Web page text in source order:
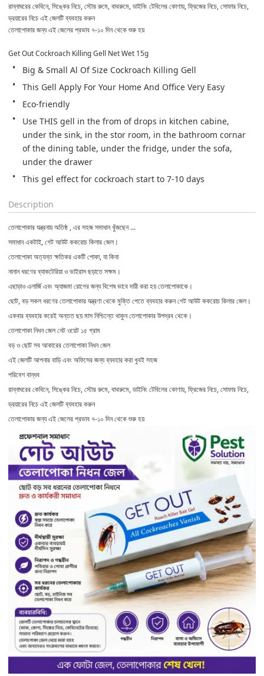
রান্নাঘরের কেবিনে, সিঙ্কের নিচে, স্টোর রুমে, বাথরুমে, ডাইনিং টেবিলের কোণায়, ফ্রিজের নিচে, সোফার নিচে,
ড্রয়ারের নিচে এই জেলটি ব্যবহার করুন
তেলাপোকার জন্য এই জেলের প্রভাব ৭-১০ দিন থেকে শুরু হয়
Get Out Cockroach Killing Gell Net Wet 15g
Big & Small Al Of Size Cockroach Killing Gell
This Gell Apply For Your Home And Office Very Easy
Eco-friendly
Use THIS gell in the from of drops in kitchen cabine,
under the sink, in the stor room, in the bathroom cornar
of the dining table, under the fridge, under the sofa,
under the drawer
This gel effect for cockroach start to 7-10 days
Description
তেলাপোকার যন্ত্রনায় অতিষ্ঠ , এর সহজ সমাধান খুঁজছেন ...
সমাধান একটাই, গেট আউট ককরোচ কিলার জেল।
তেলাপোকা অত্যন্ত ক্ষতিকর একটি পোকা, যা কিনা
নানান ধরণের ব্যাকটেরিয়া ও ভাইরাস ছড়াতে সক্ষম।
এছাড়াও এলার্জি এবং অ্যাজমা রোগের জন্য বিশেষ ভাবে দায়ী করা হয় তেলাপোকাকে।
ছোট, বড় সকল ধরণের তেলাপোকার যন্ত্রণা থেকে মুক্তি পেতে ব্যবহার করুন গেট আউট ককরোচ কিলার জেল।
একবার ব্যবহার করেই অন্তত ছয় মাস নিশ্চিন্তে থাকুন তেলাপোকার উপদ্রব থেকে।
তেলাপোকা নিধন জেল নেট ওয়েট ১৫ গ্রাম
বড় ও ছোট সব আকারের তেলাপোকা নিধন জেল
এই জেলটি আপনার বাড়ি এবং অফিসের জন্য ব্যবহার করা খুবই সহজ
পরিবেশ বান্ধব
রান্নাঘরের কেবিনে, সিঙ্কের নিচে, স্টোর রুমে, বাথরুমে, ডাইনিং টেবিলের কোণায়, ফ্রিজের নিচে, সোফার নিচে,
ড্রয়ারের নিচে এই জেলটি ব্যবহার করুন
তেলাপোকার জন্য এই জেলের প্রভাব ৭-১০ দিন থেকে শুরু হয়